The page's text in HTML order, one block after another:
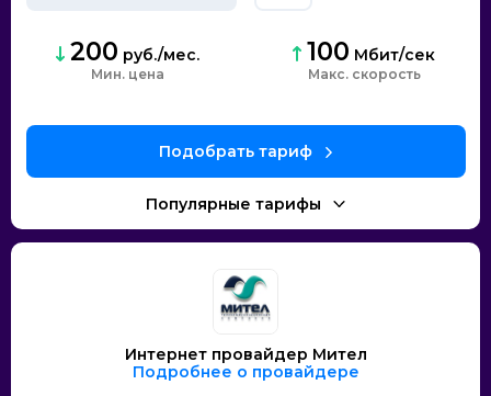
200 руб./мес.
Мин. цена
100 Мбит/сек
скорость
Интернет провайдер Мител
Подробнее о провайдере